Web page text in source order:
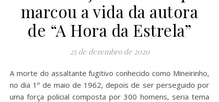
marcou a vida da autora
de “A Hora da Estrela”
25 de dezembro de 2020
A morte do assaltante fugitivo conhecido como Mineirinho,
no dia 1º de maio de 1962, depois de ser perseguido por
uma força policial composta por 300 homens, seria tema